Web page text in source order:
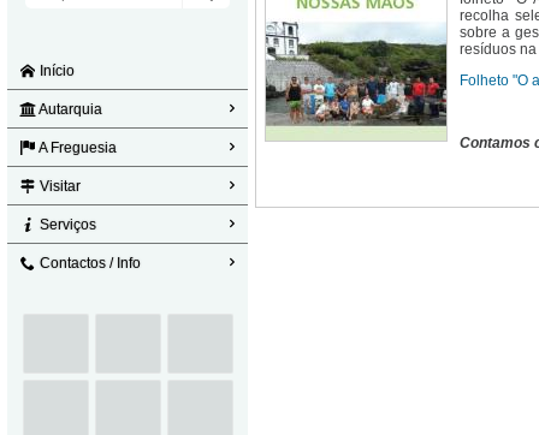
Início
Autarquia
A Freguesia
Visitar
Serviços
Contactos / Info
recolha
sobre a
resíduos
Folheto "O
Contamos